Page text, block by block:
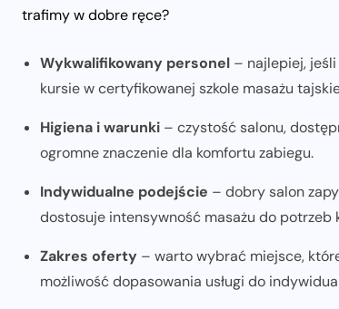
trafimy w dobre ręce?
Wykwalifikowany personel – najlepiej,
kursie w certyfikowanej szkole masażu
Higiena i warunki – czystość salonu,
ogromne znaczenie dla komfortu zabiegu.
Indywidualne podejście – dobry salon
dostosuje intensywność masażu do potrzeb
Zakres oferty – warto wybrać miejsce,
możliwość dopasowania usługi do